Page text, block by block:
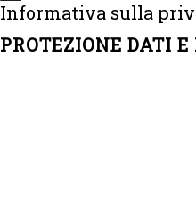
Informativa sulla
PROTEZIONE DATI